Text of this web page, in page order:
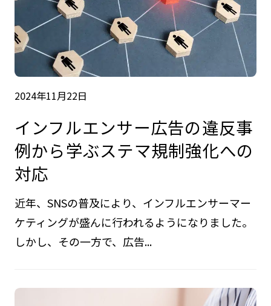
2024年11月22日
インフルエンサー広告の違反事
例から学ぶステマ規制強化への
対応
近年、SNSの普及により、インフルエンサーマー
ケティングが盛んに行われるようになりました。
しかし、その一方で、広告...